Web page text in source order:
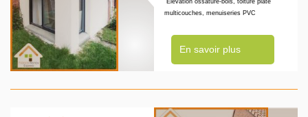
Elévation ossature-bois, toiture plate
multicouches, menuiseries PVC
En savoir plus